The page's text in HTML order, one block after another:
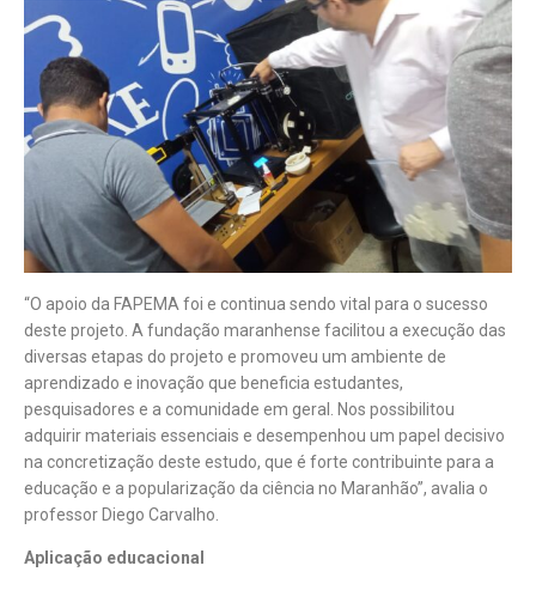
“O apoio da FAPEMA foi e continua sendo vital para o sucesso
deste projeto. A fundação maranhense facilitou a execução das
diversas etapas do projeto e promoveu um ambiente de
aprendizado e inovação que beneficia estudantes,
pesquisadores e a comunidade em geral. Nos possibilitou
adquirir materiais essenciais e desempenhou um papel decisivo
na concretização deste estudo, que é forte contribuinte para a
educação e a popularização da ciência no Maranhão”, avalia o
professor Diego Carvalho.
Aplicação educacional